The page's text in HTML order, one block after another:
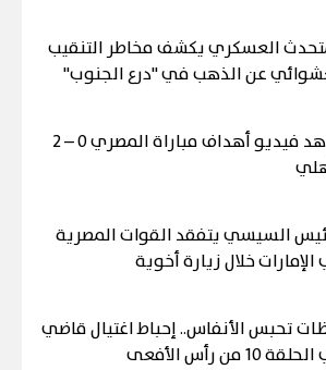
العسكري يكشف مخاطر التنقيب
عن الذهب في "درع الجنوب"
شاهد فيديو أهداف مباراة المصري 0 – 2
السيسي يتفقد القوات المصرية
خلال زيارة أخوية
تحبس الأنفاس.. إحباط اغتيال قاضي
10 من رأس الأفعى